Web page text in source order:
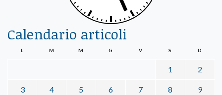
Calendario articoli
L M M G V S D
1 2
3 4 5 6 7 8 9